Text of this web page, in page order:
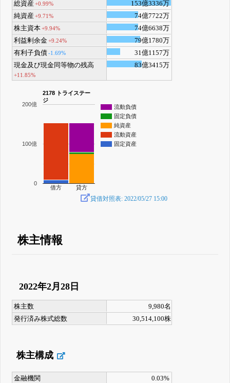
総資産+0.99%
153億3336万
純資産+9.71%
74億7722万
株主資本+9.94%
74億6638万
利益剰余金+9.24%
79億1780万
有利子負債-1.69%
31億1157万
現金及び現金同等物の残高
+11.85%
83億3415万
2178 トライステー
ジ
流動負債
固定負債
純資産
流動資産
固定資産
借方 貸方
0
100億
200億
貸借対照表: 2022/05/27 15:00
株主情報
2022年2月28日
株主数
9,980名
発行済み株式総数
30,514,100株
株主構成
金融機関
0.03%